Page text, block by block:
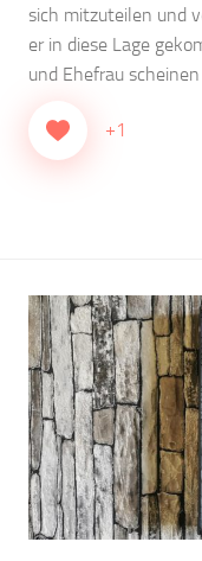
sich mitzuteilen und
er in diese Lage
und Ehefrau scheinen
+1